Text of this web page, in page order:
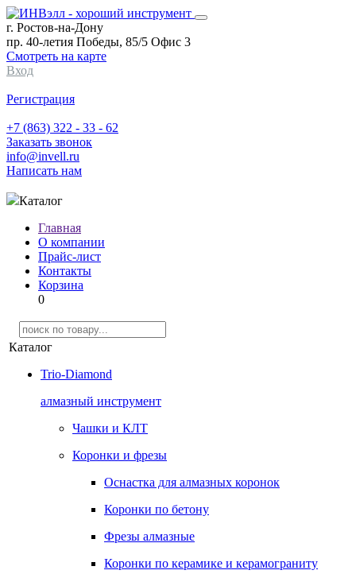
г. Ростов-на-Дону
пр. 40-летия Победы, 85/5 Офис 3
Смотреть на карте
Вход
Регистрация
+7 (863) 322 - 33 - 62
Заказать звонок
info@invell.ru
Написать нам
Каталог
Главная
О компании
Прайс-лист
Контакты
Корзина
0
Каталог
Trio-Diamond
алмазный инструмент
Чашки и КЛТ
Коронки и фрезы
Оснастка для алмазных коронок
Коронки по бетону
Фрезы алмазные
Коронки по керамике и керамограниту